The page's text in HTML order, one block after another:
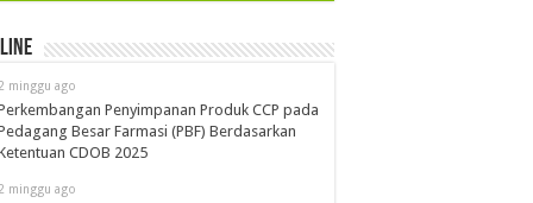
minggu ago
Penyimpanan Produk CCP pada
Besar Farmasi (PBF) Berdasarkan
CDOB 2025
minggu ago